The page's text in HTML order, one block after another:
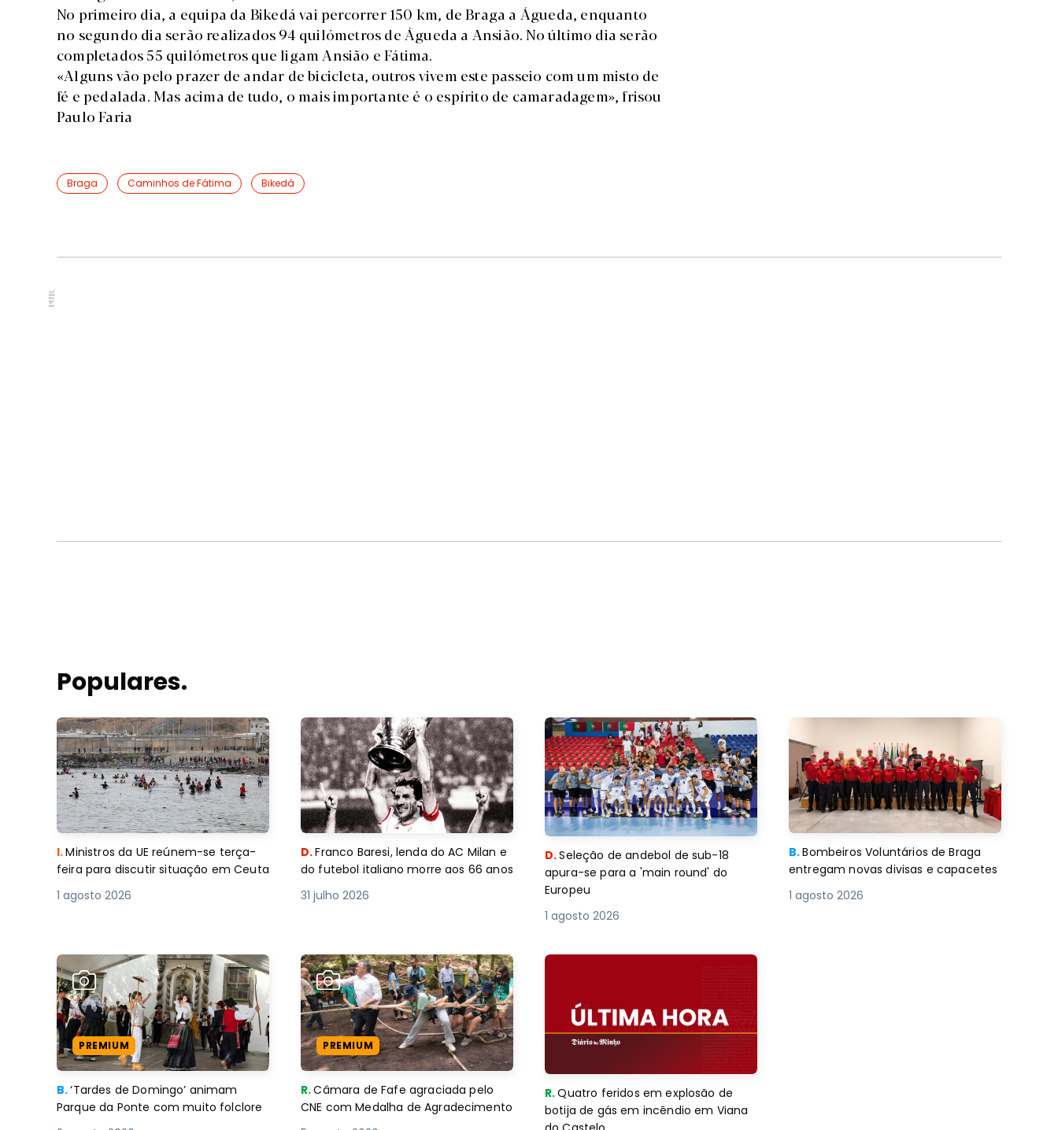
No primeiro dia, a equipa da Bikedá vai percorrer 150 km, de Braga a Águeda, enquanto
no segundo dia serão realizados 94 quilómetros de Águeda a Ansião. No último dia serão
completados 55 quilómetros que ligam Ansião e Fátima.
«Alguns vão pelo prazer de andar de bicicleta, outros vivem este passeio com um misto de
fé e pedalada. Mas acima de tudo, o mais importante é o espírito de camaradagem», frisou
Paulo Faria
Braga Caminhos de Fátima Bikedá
PUB.
Populares.
I.Ministros da UE reúnem-se terça-
feira para discutir situação em Ceuta
1 agosto 2026
D.Franco Baresi, lenda do AC Milan e
do futebol italiano morre aos 66 anos
31 julho 2026
D.Seleção de andebol de sub-18
apura-se para a 'main round' do
Europeu
1 agosto 2026
B.Bombeiros Voluntários de Braga
entregam novas divisas e capacetes
1 agosto 2026
PREMIUM
B.‘Tardes de Domingo’ animam
Parque da Ponte com muito folclore
PREMIUM
R.Câmara de Fafe agraciada pelo
CNE com Medalha de Agradecimento
R.Quatro feridos em explosão de
botija de gás em incêndio em Viana